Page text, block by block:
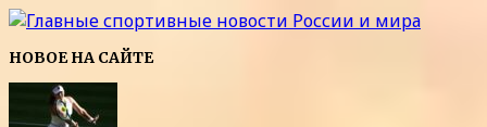
НОВОЕ НА САЙТЕ